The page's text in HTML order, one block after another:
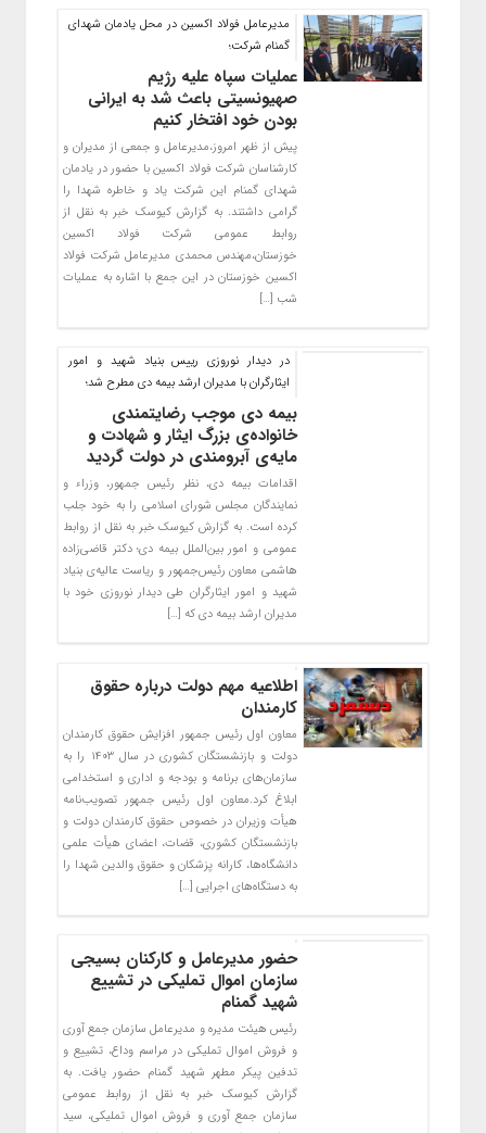
مدیرعامل فولاد اکسین در محل یادمان شهدای
گمنام شرکت؛
عملیات سپاه علیه رژیم
صهیونسیتی باعث شد به ایرانی
بودن خود افتخار کنیم
پیش از ظهر امروز،مدیرعامل و جمعی از مدیران و
کارشناسان شرکت فولاد اکسین با حضور در یادمان
شهدای گمنام این شرکت یاد و خاطره شهدا را
گرامی داشتند. به گزارش کیوسک خبر به نقل از
روابط عمومی شرکت فولاد اکسین
خوزستان،مهندس محمدی مدیرعامل شرکت فولاد
اکسین خوزستان در این جمع با اشاره به عملیات
شب […]
در دیدار نوروزی رییس بنیاد شهید و امور
ایثارگران با مدیران ارشد بیمه دی مطرح شد؛
بیمه دی موجب رضایتمندی
خانواده‌‌ی بزرگ ایثار و شهادت و
مایه‌ی آبرومندی در دولت گردید
اقدامات بیمه دی، نظر رئیس جمهور، وزراء و
نمایندگان مجلس شورای اسلامی را به خود جلب
کرده است. به گزارش کیوسک خبر به نقل از روابط
عمومی و امور بین‌الملل بیمه دی؛ دکتر قاضی‌زاده
هاشمی معاون رئیس‌جمهور و ریاست عالیه‌ی بنیاد
شهید و امور ایثارگران طی دیدار نوروزی خود با
مدیران ارشد بیمه دی که […]
اطلاعیه مهم دولت درباره حقوق
کارمندان
معاون اول رئیس جمهور افزایش حقوق کارمندان
دولت و بازنشستگان کشوری در سال ۱۴۰۳ را به
سازمان‌های برنامه و بودجه و اداری و استخدامی
ابلاغ کرد.معاون اول رئیس جمهور تصویب‌نامه
هیأت وزیران در خصوص حقوق کارمندان دولت و
بازنشستگان کشوری، قضات، اعضای هیأت علمی
دانشگاه‌ها، کارانه پزشکان و حقوق والدین شهدا را
به دستگاه‌های اجرایی […]
حضور مدیرعامل و کارکنان بسیجی
سازمان اموال تملیکی در تشییع
شهید گمنام
رئیس هیئت مدیره و مدیرعامل سازمان جمع آوری
و فروش اموال تملیکی در مراسم وداع، تشییع و
تدفین پیکر مطهر شهید گمنام حضور یافت. به
گزارش کیوسک خبر به نقل از روابط عمومی
سازمان جمع آوری و فروش اموال تملیکی، سید